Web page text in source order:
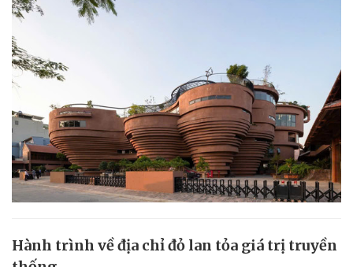
Hành trình về địa chỉ đỏ lan tỏa giá trị truyền